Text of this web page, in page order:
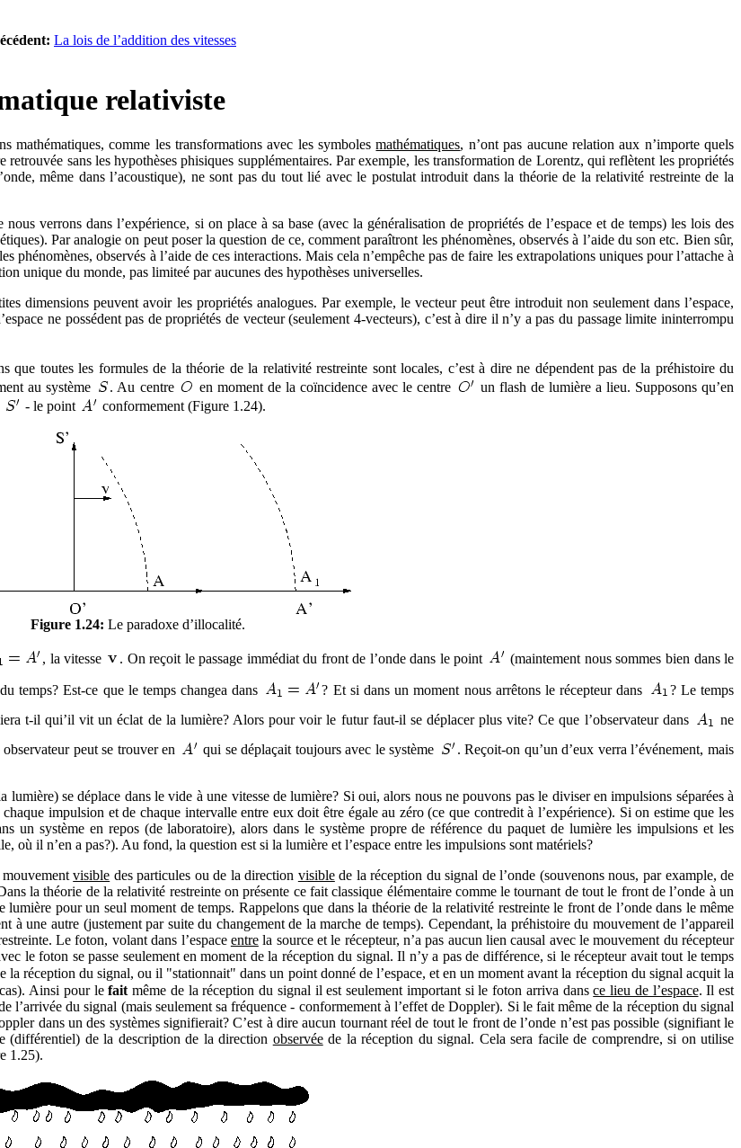
La lois de l’addition des vitesses
relativiste
mathématiques, comme les transformations avec les symbolesmathématiques, n’ont pas aucune relation aux n’importe quels
retrouvée sans les hypothèses phisiques supplémentaires. Par exemple, les transformation de Lorentz, qui reflètent les propriétés
même dans l’acoustique), ne sont pas du tout lié avec le postulat introduit dans la théorie de la relativité restreinte de la
verrons dans l’expérience, si on place à sa base (avec la généralisation de propriétés de l’espace et de temps) les lois des
Par analogie on peut poser la question de ce, comment paraîtront les phénomènes, observés à l’aide du son etc. Bien sûr,
observés à l’aide de ces interactions. Mais cela n’empêche pas de faire les extrapolations uniques pour l’attache à
unique du monde, pas limiteé par aucunes des hypothèses universelles.
dimensions peuvent avoir les propriétés analogues. Par exemple, le vecteur peut être introduit non seulement dans l’espace,
ne possédent pas de propriétés de vecteur (seulement 4-vecteurs), c’est à dire il n’y a pas du passage limite ininterrompu
toutes les formules de la théorie de la relativité restreinte sont locales, c’est à dire ne dépendent pas de la préhistoire du
au système . Au centre en moment de la coïncidence avec le centre
un flash de lumière a lieu. Supposons qu’en
- le point conformement (Figure 1.24).
Figure 1.24: Le paradoxe d’illocalité.
, la vitesse . On reçoit le passage immédiat du front de l’onde dans le point (maintement nous sommes bien dans le
temps? Est-ce que le temps changea dans ? Et si dans un moment nous arrêtons le récepteur dans
? Le temps
t-il qui’il vit un éclat de la lumière? Alors pour voir le futur faut-il se déplacer plus vite? Ce que l’observateur dans
ne
peut se trouver en qui se déplaçait toujours avec le système
. Reçoit-on qu’un d’eux verra l’événement, mais
se déplace dans le vide à une vitesse de lumière? Si oui, alors nous ne pouvons pas le diviser en impulsions séparées à
impulsion et de chaque intervalle entre eux doit être égale au zéro (ce que contredit à l’expérience). Si on estime que les
un système en repos (de laboratoire), alors dans le système propre de référence du paquet de lumière les impulsions et les
il n’en a pas?). Au fond, la question est si la lumière et l’espace entre les impulsions sont matériels?
mouvementvisible des particules ou de la direction visiblede la réception du signal de l’onde (souvenons nous, par example, de
la théorie de la relativité restreinte on présente ce fait classique élémentaire comme le tournant de tout le front de l’onde à un
pour un seul moment de temps. Rappelons que dans la théorie de la relativité restreinte le front de l’onde dans le même
à une autre (justement par suite du changement de la marche de temps). Cependant, la préhistoire du mouvement de l’appareil
Le foton, volant dans l’espace entrela source et le récepteur, n’a pas aucun lien causal avec le mouvement du récepteur
le foton se passe seulement en moment de la réception du signal. Il n’y a pas de différence, si le récepteur avait tout le temps
la réception du signal, ou il "stationnait" dans un point donné de l’espace, et en un moment avant la réception du signal acquit la
Ainsi pour lefait même de la réception du signal il est seulement important si le foton arriva dansce lieu de l’espace. Il est
l’arrivée du signal (mais seulement sa fréquence - conformement à l’effet de Doppler). Si le fait même de la réception du signal
dans un des systèmes signifierait? C’est à dire aucun tournant réel de tout le front de l’onde n’est pas possible (signifiant le
(différentiel) de la description de la direction observéede la réception du signal. Cela sera facile de comprendre, si on utilise
1.25).